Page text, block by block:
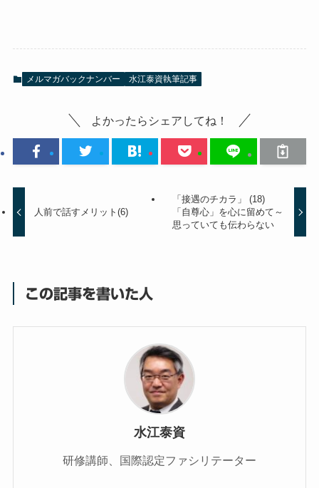
メルマガバックナンバー 水江泰資執筆記事
よかったらシェアしてね！
人前で話すメリット(6)
「接遇のチカラ」 (18)
「自尊心」を心に留めて～
思っていても伝わらない
この記事を書いた人
水江泰資
研修講師、国際認定ファシリテーター